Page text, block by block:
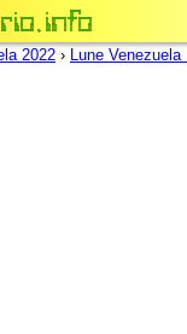
2022 › Lune Venezuela